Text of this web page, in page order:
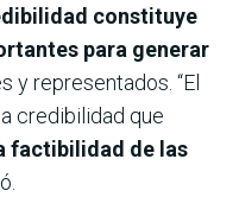
constituye
para generar
y representados. “El
credibilidad que
factibilidad de las